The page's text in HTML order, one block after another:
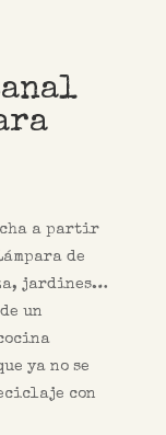
a partir
de
jardines…
un
ya no se
con